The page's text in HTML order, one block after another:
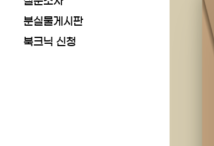
분실물게시판
북크닉 신청